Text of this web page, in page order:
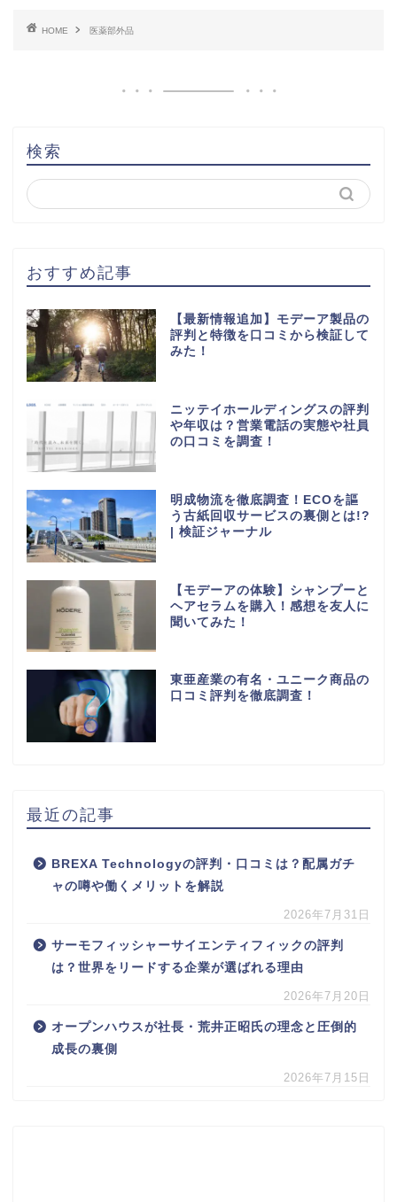
HOME 医薬部外品
検索
おすすめ記事
【最新情報追加】モデーア製品の
評判と特徴を口コミから検証して
みた！
ニッテイホールディングスの評判
や年収は？営業電話の実態や社員
の口コミを調査！
明成物流を徹底調査！ECOを謳
う古紙回収サービスの裏側とは!?
| 検証ジャーナル
【モデーアの体験】シャンプーと
ヘアセラムを購入！感想を友人に
聞いてみた！
東亜産業の有名・ユニーク商品の
口コミ評判を徹底調査！
最近の記事
BREXA Technologyの評判・口コミは？配属ガチ
ャの噂や働くメリットを解説
2026年7月31日
サーモフィッシャーサイエンティフィックの評判
は？世界をリードする企業が選ばれる理由
2026年7月20日
オープンハウスが社長・荒井正昭氏の理念と圧倒的
成長の裏側
2026年7月15日